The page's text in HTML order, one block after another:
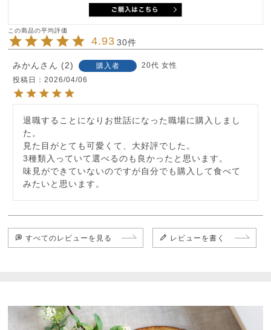
4.93 30
みかん 2 購入者 20代 女性
投稿日
2026/04/06
退職することになりお世話になった職場に購入しまし
た。
見た目がとても可愛くて、大好評でした。
3種類入っていて選べるのも良かったと思います。
味見ができていないのですが自分でも購入して食べて
みたいと思います。
すべてのレビューを見る レビューを書く